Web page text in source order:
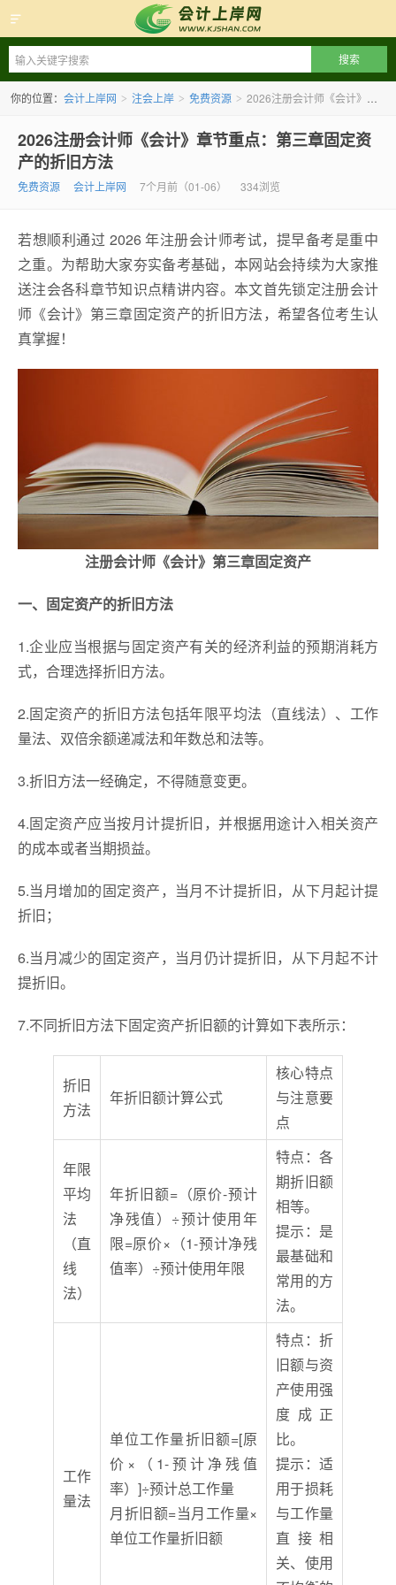
会计上岸网
你的位置： 会计上岸网 > 注会上岸 > 免费资源 > 2026注册会计师《会计》章节重点：第三章固定资产的折旧方法
2026注册会计师《会计》章节重点：第三章固定资
产的折旧方法
免费资源 会计上岸网 7个月前（01-06） 334浏览
若想顺利通过 2026 年注册会计师考试，提早备考是重中
之重。为帮助大家夯实备考基础，本网站会持续为大家推
送注会各科章节知识点精讲内容。本文首先锁定注册会计
师《会计》第三章固定资产的折旧方法，希望各位考生认
真掌握！
注册会计师《会计》第三章固定资产
一、固定资产的折旧方法
1.企业应当根据与固定资产有关的经济利益的预期消耗方
式，合理选择折旧方法。
2.固定资产的折旧方法包括年限平均法（直线法）、工作
量法、双倍余额递减法和年数总和法等。
3.折旧方法一经确定，不得随意变更。
4.固定资产应当按月计提折旧，并根据用途计入相关资产
的成本或者当期损益。
5.当月增加的固定资产，当月不计提折旧，从下月起计提
折旧；
6.当月减少的固定资产，当月仍计提折旧，从下月起不计
提折旧。
7.不同折旧方法下固定资产折旧额的计算如下表所示：
折旧
方法
年折旧额计算公式
核心特点
与注意要
点
年限
平均
法
（直
线
法）
年折旧额=（原价-预计
净残值）÷预计使用年
限=原价×（1-预计净残
值率）÷预计使用年限
特点：各
期折旧额
相等。
提示：是
最基础和
常用的方
法。
工作
量法
单位工作量折旧额=[原
价×（1-预计净残值
率）]÷预计总工作量
月折旧额=当月工作量×
单位工作量折旧额
特点：折
旧额与资
产使用强
度成正
比。
提示：适
用于损耗
与工作量
直接相
关、使用